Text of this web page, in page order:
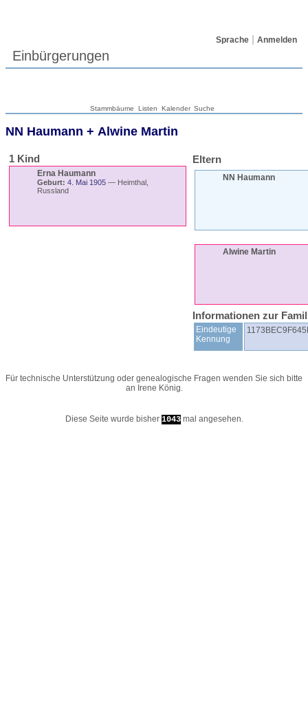
Sprache Anmelden
Einbürgerungen
Stammbäume Listen Kalender Suche
NN Haumann + Alwine Martin
1 Kind
Erna Haumann
Geburt: 4. Mai 1905 — Heimthal,
Russland
Eltern
NN Haumann
Alwine Martin
Informationen zur
Eindeutige
Kennung
Für technische Unterstützung oder genealogische Fragen wenden Sie sich bitte
an Irene König.
Diese Seite wurde bisher 1043mal angesehen.